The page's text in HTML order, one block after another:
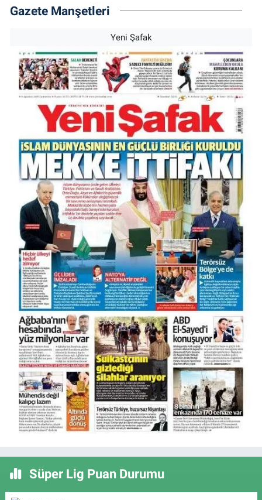
Gazete Manşetleri
Yeni Şafak
Süper Lig Puan Durumu